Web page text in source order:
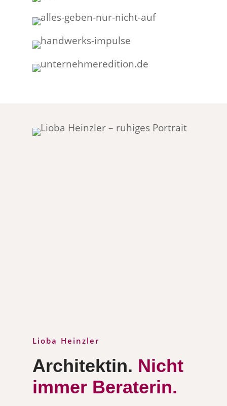
Lioba Heinzler
Architektin. Nicht
immer Beraterin.